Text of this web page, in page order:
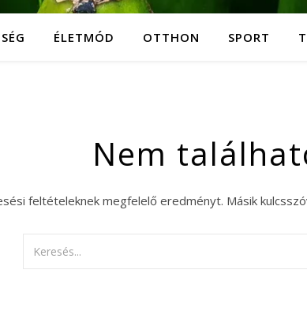
ÉLETMÓD OTTHON SPORT
Nem
feltételeknek megfelelő eredményt. Másik